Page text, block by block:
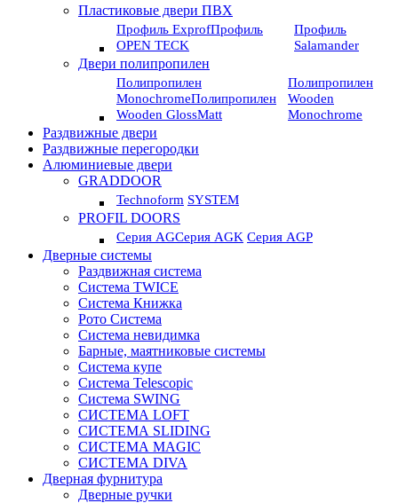
Пластиковые двери ПВХ
Профиль ExprofПрофиль
OPEN TECK
Профиль
Salamander
Двери полипропилен
Полипропилен
MonochromeПолипропилен
Wooden GlossMatt
Полипропилен
Wooden
Monochrome
Раздвижные двери
Раздвижные перегородки
Алюминиевые двери
GRADDOOR
Technoform SYSTEM
PROFIL DOORS
Серия AGСерия AGK Серия AGP
Дверные системы
Раздвижная система
Система TWICE
Система Книжка
Рото Система
Система невидимка
Барные, маятниковые системы
Система купе
Система Telescopic
Система SWING
СИСТЕМА LOFT
СИСТЕМА SLIDING
СИСТЕМА MAGIC
СИСТЕМА DIVA
Дверная фурнитура
Дверные ручки